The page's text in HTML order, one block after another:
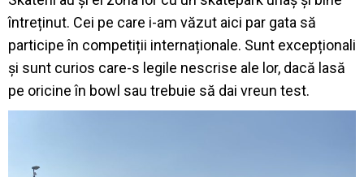
întreținut. Cei pe care i-am văzut aici par gata să
participe în competiții internaționale. Sunt excepționali
și sunt curios care-s legile nescrise ale lor, dacă lasă
pe oricine în bowl sau trebuie să dai vreun test.